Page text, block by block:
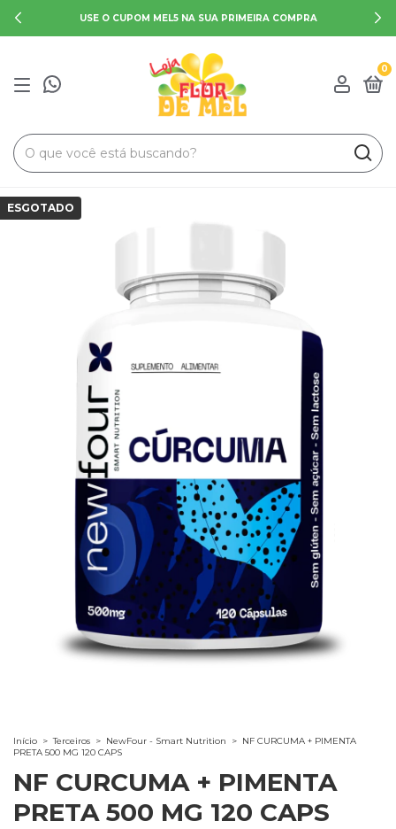
USE O CUPOM MEL5 NA SUA PRIMEIRA COMPRA
0
ESGOTADO
Início > Terceiros > NewFour - Smart Nutrition > NF CURCUMA + PIMENTA
PRETA 500 MG 120 CAPS
NF CURCUMA + PIMENTA
PRETA 500 MG 120 CAPS